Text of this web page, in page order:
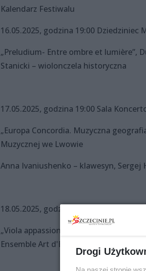
Kalendarz Festiwalu
16.05.2025, godzina 19:00 Dziedziniec
„Preludium- Entre ombre et lumière”,
Stanicki – wiolonczela historyczna
17.05.2025, godzina 19:00 Sala
„Europa Concordia. Muzyczna
Muzycznej we Lwowie
Anna Ivaniushenko – klawesyn, Sergej
18.05.2025, godzina 17:00 Zamek
„Viola appassionata – dzieła włoskich
Ensemble Art d'Echo (Niemcy)
Drogi